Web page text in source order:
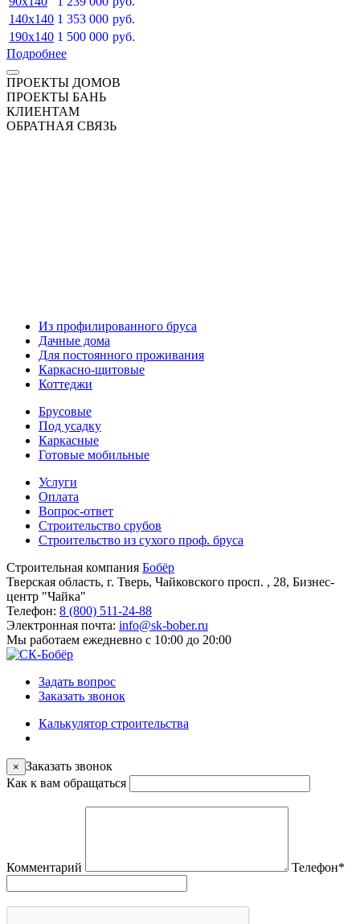
140x140 1 353 000 руб.
190x140 1 500 000 руб.
Подробнее
ПРОЕКТЫ ДОМОВ
ПРОЕКТЫ БАНЬ
КЛИЕНТАМ
ОБРАТНАЯ СВЯЗЬ
Из профилированного бруса
Дачные дома
Для постоянного проживания
Каркасно-щитовые
Коттеджи
Брусовые
Под усадку
Каркасные
Готовые мобильные
Услуги
Оплата
Вопрос-ответ
Строительство срубов
Строительство из сухого проф. бруса
Строительная компания Бобёр
Тверская область, г. Тверь, Чайковского просп. , 28, Бизнес-
центр "Чайка"
Телефон: 8 (800) 511-24-88
Электронная почта: info@sk-bober.ru
Мы работаем ежедневно с 10:00 до 20:00
Задать вопрос
Заказать звонок
Калькулятор строительства
× Заказать звонок
Как к вам обращаться
Комментарий Телефон*